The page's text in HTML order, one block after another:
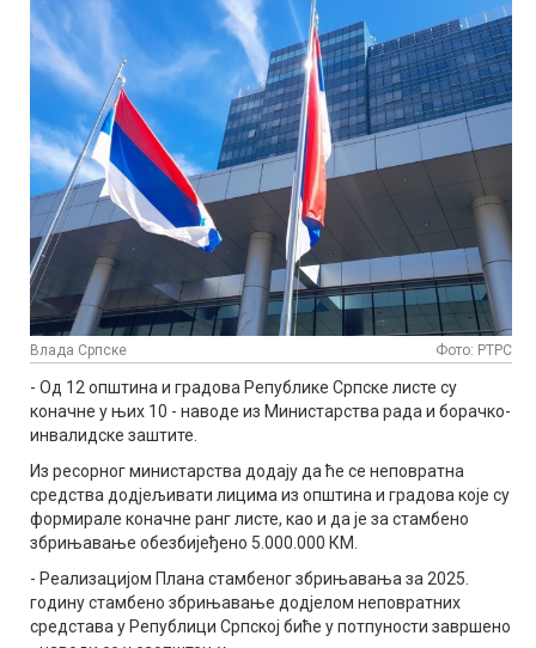
Влада Српске Фото: РТРС
- Од 12 општина и градова Републике Српске листе су
коначне у њих 10 - наводе из Министарства рада и борачко-
инвалидске заштите.
Из ресорног министарства додају да ће се неповратна
средства додјељивати лицима из општина и градова које су
формирале коначне ранг листе, као и да је за стамбено
збрињавање обезбијеђено 5.000.000 КМ.
- Реализацијом Плана стамбеног збрињавања за 2025.
годину стамбено збрињавање додјелом неповратних
средстава у Републици Српској биће у потпуности завршено